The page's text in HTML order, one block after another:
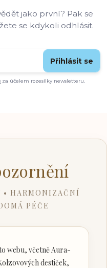
jako první? Pak se
se kdykoli odhlásit.
Přihlásit se
za účelem rozesílky newsletteru.
• HARMONIZAČNÍ
PÉČE
webu, včetně Aura-
destiček,